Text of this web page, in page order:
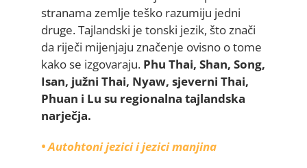
stranama zemlje teško razumiju jedni
druge. Tajlandski je tonski jezik, što znači
da riječi mijenjaju značenje ovisno o tome
kako se izgovaraju. Phu Thai, Shan, Song,
Isan, južni Thai, Nyaw, sjeverni Thai,
Phuan i Lu su regionalna tajlandska
narječja.
• Autohtoni jezici i jezici manjina